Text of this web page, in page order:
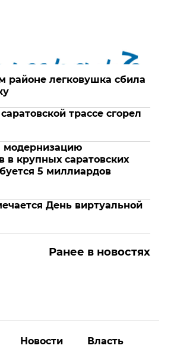
районе легковушка сбила
трассе сгорел
модернизацию
в крупных саратовских
5 миллиардов
День виртуальной
Ранее в новостях
Новости Власть